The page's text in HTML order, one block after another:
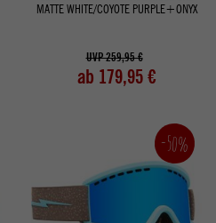
MATTE WHITE/COYOTE PURPLE+ONYX
UVP 259,95 €
ab 179,95 €
-50%